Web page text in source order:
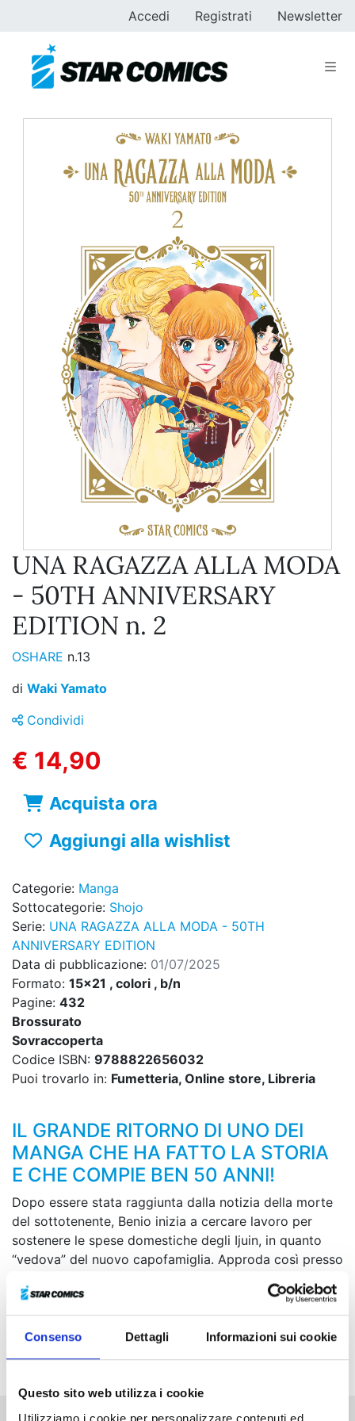
Consenso Dettagli Informazioni sui cookie
Questo sito web utilizza i cookie
Utilizziamo i cookie per personalizzare contenuti ed
Accedi Registrati Newsletter
UNA RAGAZZA ALLA MODA
- 50TH ANNIVERSARY
EDITION n. 2
OSHARE n.13
di Waki Yamato
Condividi
€ 14,90
Acquista ora
Aggiungi alla wishlist
Categorie: Manga
Sottocategorie: Shojo
Serie: UNA RAGAZZA ALLA MODA - 50TH
ANNIVERSARY EDITION
Data di pubblicazione: 01/07/2025
Formato: 15x21 , colori , b/n
Pagine: 432
Brossurato
Sovraccoperta
Codice ISBN: 9788822656032
Puoi trovarlo in: Fumetteria, Online store, Libreria
IL GRANDE RITORNO DI UNO DEI
MANGA CHE HA FATTO LA STORIA
E CHE COMPIE BEN 50 ANNI!
Dopo essere stata raggiunta dalla notizia della morte
del sottotenente, Benio inizia a cercare lavoro per
sostenere le spese domestiche degli Ijuin, in quanto
“vedova” del nuovo capofamiglia. Approda così presso
incontra il caporedattore Tosei, un uomo tanto
affascinante quanto dichiaratamente misogino e
maschilista! Comincia così la carriera di Benio nel
movimentato mondo del giornalismo!